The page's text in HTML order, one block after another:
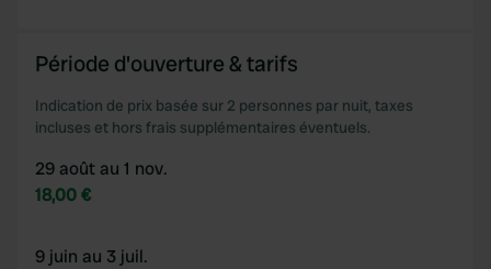
Période d'ouverture & tarifs
Indication de prix basée sur 2 personnes par nuit, taxes
incluses et hors frais supplémentaires éventuels.
29 août au 1 nov.
18,00 €
9 juin au 3 juil.